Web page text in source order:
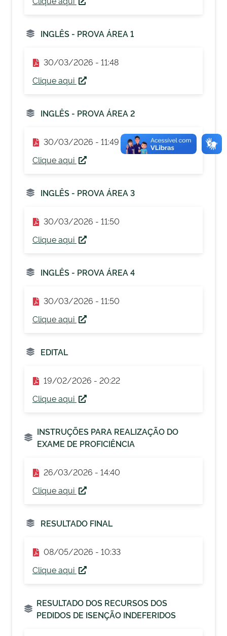
INGLÊS - PROVA ÁREA 1
30/03/2026 - 11:48
Clique aqui
INGLÊS - PROVA ÁREA 2
30/03/2026 - 11:49
Clique aqui
INGLÊS - PROVA ÁREA 3
30/03/2026 - 11:50
Clique aqui
INGLÊS - PROVA ÁREA 4
30/03/2026 - 11:50
Clique aqui
EDITAL
19/02/2026 - 20:22
Clique aqui
INSTRUÇÕES PARA REALIZAÇÃO DO
EXAME DE PROFICIÊNCIA
26/03/2026 - 14:40
Clique aqui
RESULTADO FINAL
08/05/2026 - 10:33
Clique aqui
RESULTADO DOS RECURSOS DOS
PEDIDOS DE ISENÇÃO INDEFERIDOS